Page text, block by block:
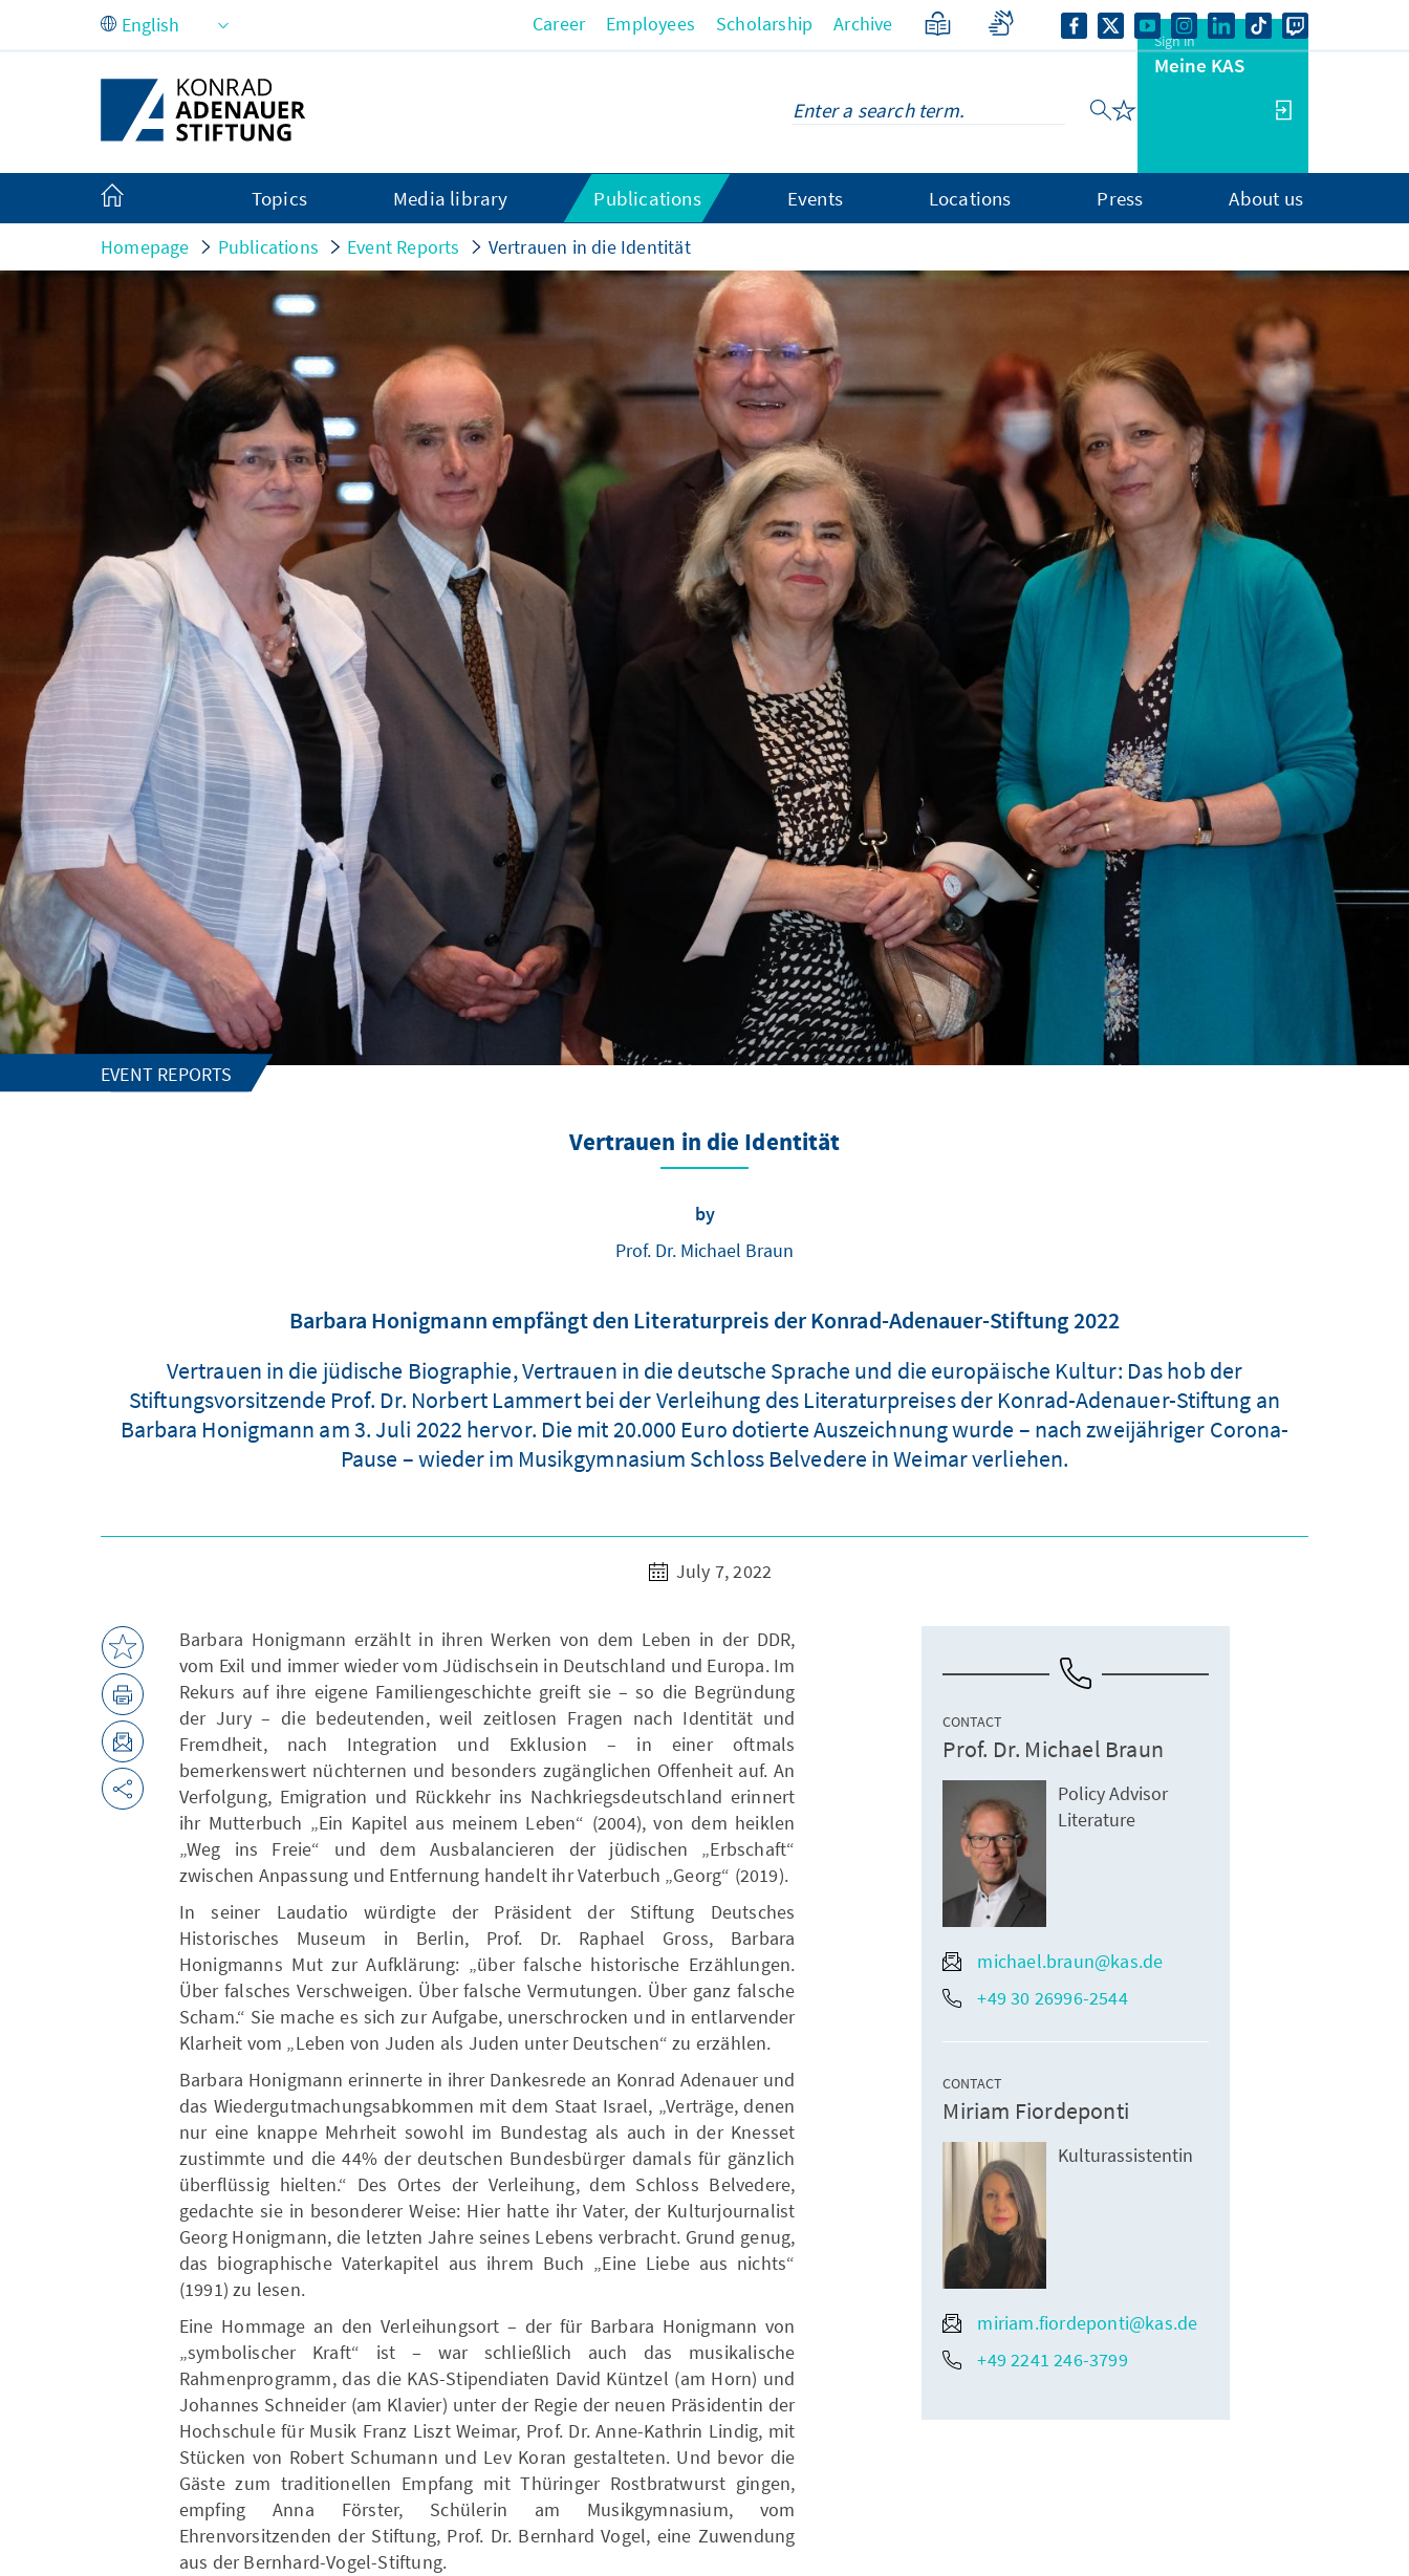
Skip to Main Content Career Employees Scholarship Archive
Sign in
Meine KAS
Topics Media library Publications Events Locations Press About us
Homepage Publications Event Reports Vertrauen in die Identität
EVENT REPORTS
Vertrauen in die Identität
by
Prof. Dr. Michael Braun
Barbara Honigmann empfängt den Literaturpreis der Konrad-Adenauer-Stiftung 2022
Vertrauen in die jüdische Biographie, Vertrauen in die deutsche Sprache und die europäische Kultur: Das hob der
Stiftungsvorsitzende Prof. Dr. Norbert Lammert bei der Verleihung des Literaturpreises der Konrad-Adenauer-Stiftung an
Barbara Honigmann am 3. Juli 2022 hervor. Die mit 20.000 Euro dotierte Auszeichnung wurde – nach zweijähriger Corona-
Pause – wieder im Musikgymnasium Schloss Belvedere in Weimar verliehen.
July 7, 2022
Barbara Honigmann erzählt in ihren Werken von dem Leben in der DDR,
vom Exil und immer wieder vom Jüdischsein in Deutschland und Europa. Im
Rekurs auf ihre eigene Familiengeschichte greift sie – so die Begründung
der Jury – die bedeutenden, weil zeitlosen Fragen nach Identität und
Fremdheit, nach Integration und Exklusion – in einer oftmals
bemerkenswert nüchternen und besonders zugänglichen Offenheit auf. An
Verfolgung, Emigration und Rückkehr ins Nachkriegsdeutschland erinnert
ihr Mutterbuch „Ein Kapitel aus meinem Leben“ (2004), von dem heiklen
„Weg ins Freie“ und dem Ausbalancieren der jüdischen „Erbschaft“
zwischen Anpassung und Entfernung handelt ihr Vaterbuch „Georg“ (2019).
In seiner Laudatio würdigte der Präsident der Stiftung Deutsches
Historisches Museum in Berlin, Prof. Dr. Raphael Gross, Barbara
Honigmanns Mut zur Aufklärung: „über falsche historische Erzählungen.
Über falsches Verschweigen. Über falsche Vermutungen. Über ganz falsche
Scham.“ Sie mache es sich zur Aufgabe, unerschrocken und in entlarvender
Klarheit vom „Leben von Juden als Juden unter Deutschen“ zu erzählen.
Barbara Honigmann erinnerte in ihrer Dankesrede an Konrad Adenauer und
das Wiedergutmachungsabkommen mit dem Staat Israel, „Verträge, denen
nur eine knappe Mehrheit sowohl im Bundestag als auch in der Knesset
zustimmte und die 44% der deutschen Bundesbürger damals für gänzlich
überflüssig hielten.“ Des Ortes der Verleihung, dem Schloss Belvedere,
gedachte sie in besonderer Weise: Hier hatte ihr Vater, der Kulturjournalist
Georg Honigmann, die letzten Jahre seines Lebens verbracht. Grund genug,
das biographische Vaterkapitel aus ihrem Buch „Eine Liebe aus nichts“
(1991) zu lesen.
Eine Hommage an den Verleihungsort – der für Barbara Honigmann von
„symbolischer Kraft“ ist – war schließlich auch das musikalische
Rahmenprogramm, das die KAS-Stipendiaten David Küntzel (am Horn) und
Johannes Schneider (am Klavier) unter der Regie der neuen Präsidentin der
Hochschule für Musik Franz Liszt Weimar, Prof. Dr. Anne-Kathrin Lindig, mit
Stücken von Robert Schumann und Lev Koran gestalteten. Und bevor die
Gäste zum traditionellen Empfang mit Thüringer Rostbratwurst gingen,
empfing Anna Förster, Schülerin am Musikgymnasium, vom
Ehrenvorsitzenden der Stiftung, Prof. Dr. Bernhard Vogel, eine Zuwendung
aus der Bernhard-Vogel-Stiftung.
CONTACT
Prof. Dr. Michael Braun
Policy Advisor
Literature
michael.braun@kas.de
+49 30 26996-2544
CONTACT
Miriam Fiordeponti
Kulturassistentin
miriam.fiordeponti@kas.de
+49 2241 246-3799